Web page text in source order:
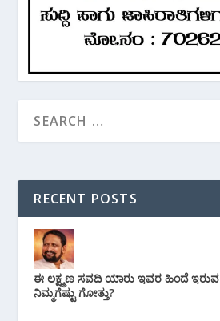
RECENT POSTS
ಈ ಲಕ್ಷ್ಮಣ ಸವದಿ ಯಾರು ಇವರ ಹಿಂದೆ ಇರುವ
ನಿಮ್ಮಗೆಷ್ಟು ಗೋತ್ತು?